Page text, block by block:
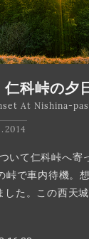
科峠の夕
At Nishina-
いて仁科峠へ寄
峠で車内待機。
した。この西天